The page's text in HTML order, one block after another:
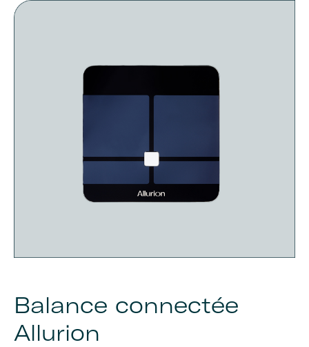
Balance connectée
Allurion